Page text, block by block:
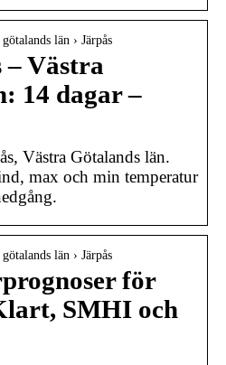
län › Järpås
– Västra
14 dagar –
Västra Götalands län.
max och min temperatur
län › Järpås
för
SMHI och